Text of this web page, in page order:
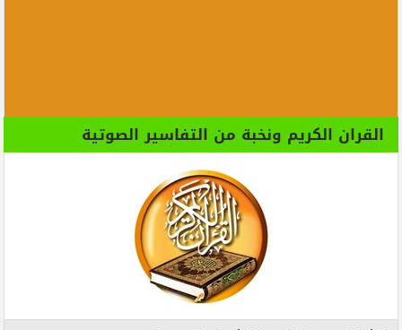
القران الكريم ونخبة من التفاسير الصوتية